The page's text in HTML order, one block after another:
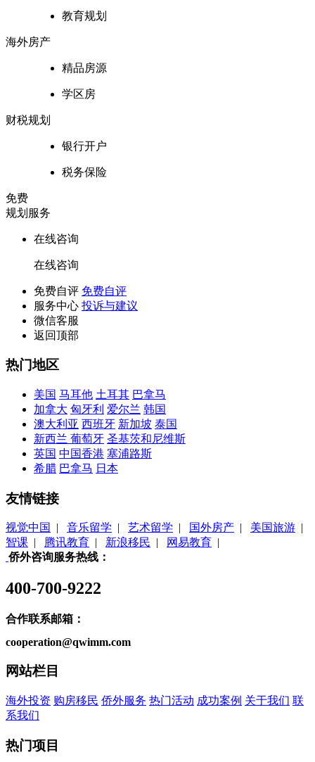
教育规划
海外房产
精品房源
学区房
财税规划
银行开户
税务保险
免费
规划服务
在线咨询
在线咨询
免费自评 免费自评
服务中心 投诉与建议
微信客服
返回顶部
热门地区
美国 马耳他 土耳其 巴拿马
加拿大 匈牙利 爱尔兰 韩国
澳大利亚 西班牙 新加坡 泰国
新西兰 葡萄牙 圣基茨和尼维斯
英国 中国香港 塞浦路斯
希腊 巴拿马 日本
友情链接
视觉中国 | 音乐留学 | 艺术留学 | 国外房产 | 美国旅游 |
智课 | 腾讯教育 | 新浪移民 | 网易教育 |
侨外咨询服务热线：
400-700-9222
合作联系邮箱：
cooperation@qwimm.com
网站栏目
海外投资 购房移民 侨外服务 热门活动 成功案例 关于我们 联
系我们
热门项目